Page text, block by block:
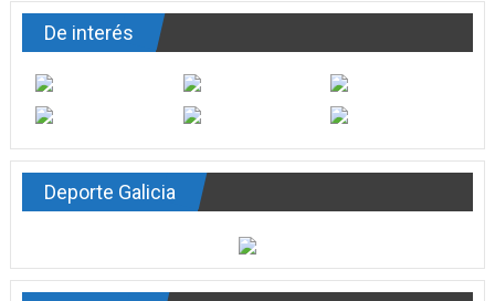
De interés
Deporte Galicia